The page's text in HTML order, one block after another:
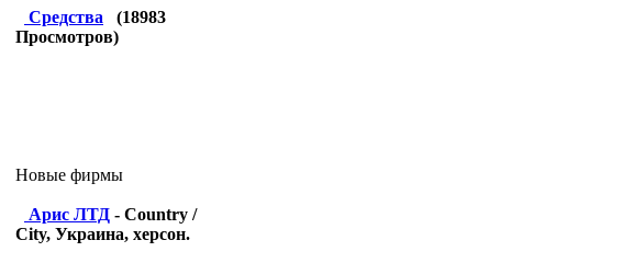
Средства (18983
Просмотров)
Новые фирмы
Арис ЛТД - Country /
City, Украина, херсон.